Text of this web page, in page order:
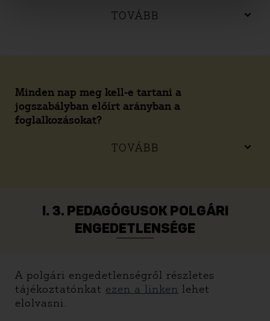
TOVÁBB
Minden nap meg kell-e tartani a
jogszabályban előírt arányban a
foglalkozásokat?
TOVÁBB
I. 3. PEDAGÓGUSOK POLGÁRI
ENGEDETLENSÉGE
A polgári engedetlenségről részletes
tájékoztatónkat ezen a linken lehet
elolvasni.